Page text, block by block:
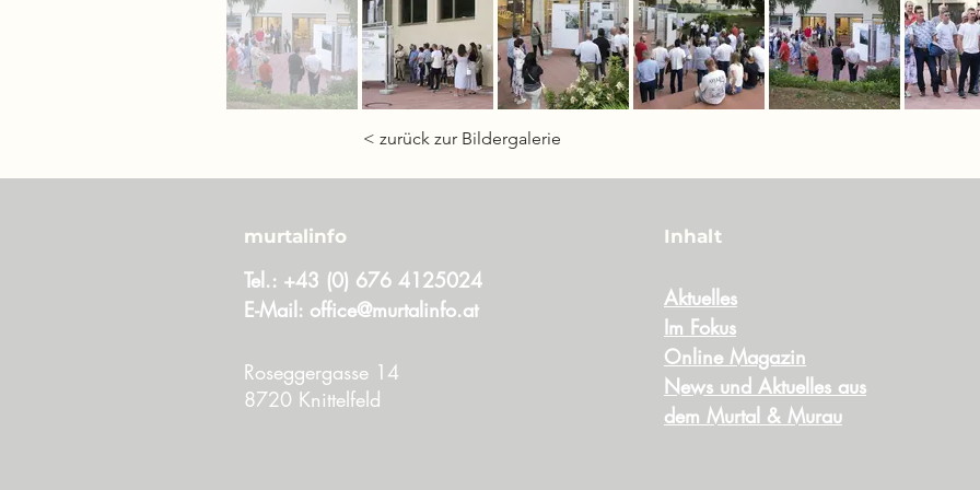
< zurück zur Bildergalerie
murtalinfo
Tel.: +43 (0) 676 4125024
E-Mail: office@murtalinfo.at
Roseggergasse 14
8720 Knittelfeld
Inhalt
Aktuelles
Im Fokus
Online Magazin
News und Aktuelles aus
dem Murtal & Murau